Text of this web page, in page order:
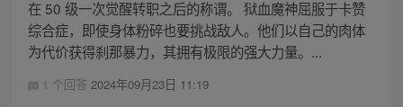
在 50 级一次觉醒转职之后的称谓。 狱血魔神屈服于卡赞
综合症，即使身体粉碎也要挑战敌人。他们以自己的肉体
为代价获得刹那暴力，其拥有极限的强大力量。...
1 个回答 2024年09月23日 11:19